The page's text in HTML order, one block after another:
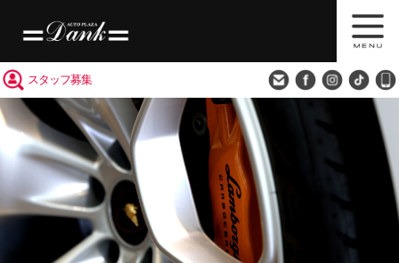
スタッフ募集